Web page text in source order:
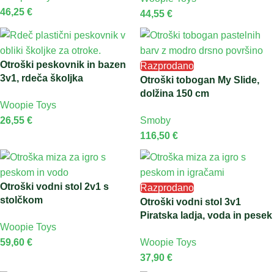
46,25 €
44,55 €
Otroški peskovnik in bazen
3v1, rdeča školjka
Woopie Toys
26,55 €
Razprodano
Otroški tobogan My Slide,
dolžina 150 cm
Smoby
116,50 €
Otroški vodni stol 2v1 s
stolčkom
Woopie Toys
59,60 €
Razprodano
Otroški vodni stol 3v1
Piratska ladja, voda in pesek
Woopie Toys
37,90 €